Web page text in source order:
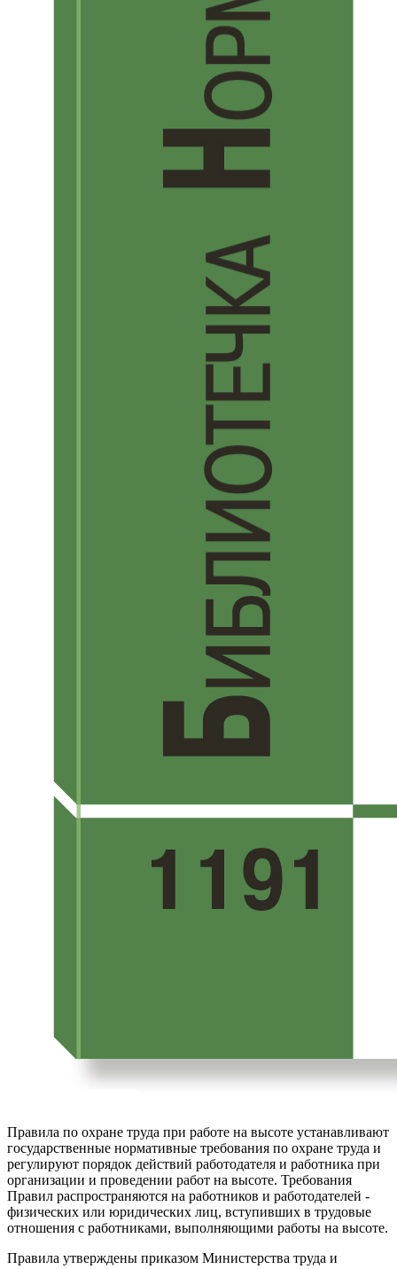
Правила по охране труда при работе на высоте устанавливают
государственные нормативные требования по охране труда и
регулируют порядок действий работодателя и работника при
организации и проведении работ на высоте. Требования
Правил распространяются на работников и работодателей -
физических или юридических лиц, вступивших в трудовые
отношения с работниками, выполняющими работы на высоте.
Правила утверждены приказом Министерства труда и